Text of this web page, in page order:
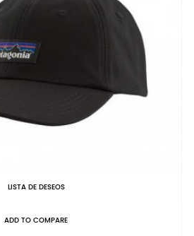
LISTA DE DESEOS
ADD TO COMPARE